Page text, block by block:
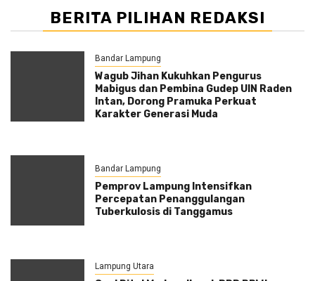
BERITA PILIHAN REDAKSI
Bandar Lampung
Wagub Jihan Kukuhkan Pengurus
Mabigus dan Pembina Gudep UIN Raden
Intan, Dorong Pramuka Perkuat
Karakter Generasi Muda
Bandar Lampung
Pemprov Lampung Intensifkan
Percepatan Penanggulangan
Tuberkulosis di Tanggamus
Lampung Utara